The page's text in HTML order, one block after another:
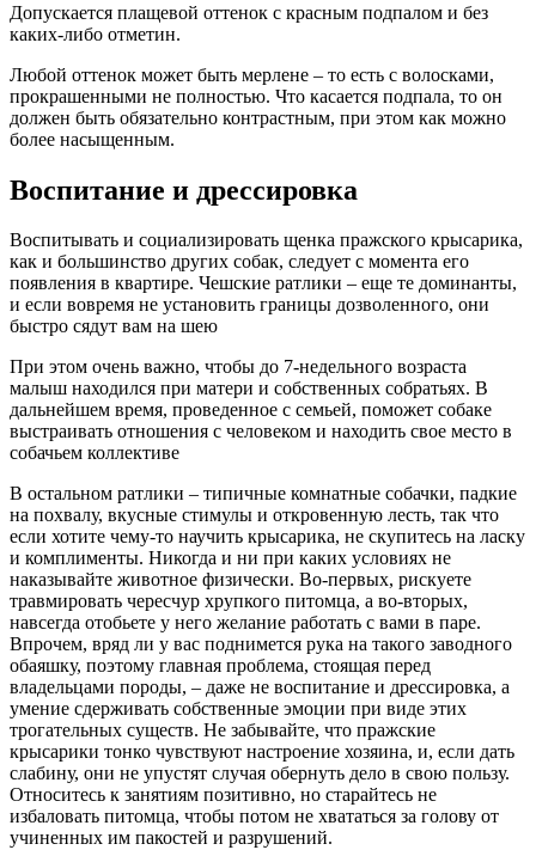
Допускается плащевой оттенок с красным подпалом и без
каких-либо отметин.
Любой оттенок может быть мерлене – то есть с волосками,
прокрашенными не полностью. Что касается подпала, то он
должен быть обязательно контрастным, при этом как можно
более насыщенным.
Воспитание и дрессировка
Воспитывать и социализировать щенка пражского крысарика,
как и большинство других собак, следует с момента его
появления в квартире. Чешские ратлики – еще те доминанты,
и если вовремя не установить границы дозволенного, они
быстро сядут вам на шею
При этом очень важно, чтобы до 7-недельного возраста
малыш находился при матери и собственных собратьях. В
дальнейшем время, проведенное с семьей, поможет собаке
выстраивать отношения с человеком и находить свое место в
собачьем коллективе
В остальном ратлики – типичные комнатные собачки, падкие
на похвалу, вкусные стимулы и откровенную лесть, так что
если хотите чему-то научить крысарика, не скупитесь на ласку
и комплименты. Никогда и ни при каких условиях не
наказывайте животное физически. Во-первых, рискуете
травмировать чересчур хрупкого питомца, а во-вторых,
навсегда отобьете у него желание работать с вами в паре.
Впрочем, вряд ли у вас поднимется рука на такого заводного
обаяшку, поэтому главная проблема, стоящая перед
владельцами породы, – даже не воспитание и дрессировка, а
умение сдерживать собственные эмоции при виде этих
трогательных существ. Не забывайте, что пражские
крысарики тонко чувствуют настроение хозяина, и, если дать
слабину, они не упустят случая обернуть дело в свою пользу.
Относитесь к занятиям позитивно, но старайтесь не
избаловать питомца, чтобы потом не хвататься за голову от
учиненных им пакостей и разрушений.